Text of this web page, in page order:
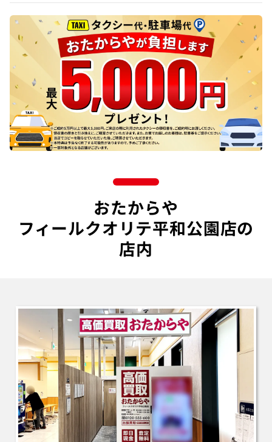
おたからや
フィールクオリテ平和公園店の
店内